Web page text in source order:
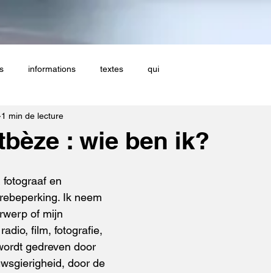
informations textes qui
: wie ben ik?
1 min de lecture
Ik neem
of mijn
film, fotografie,
gedreven door
door de